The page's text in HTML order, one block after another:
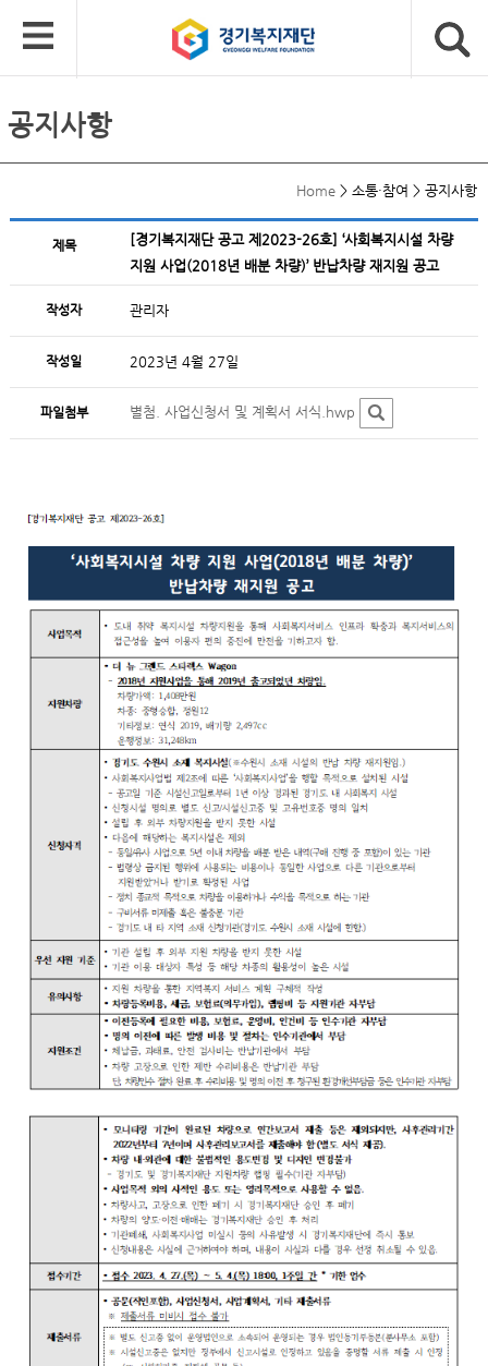
공지사항
Home > 소통·참여 > 공지사항
제목
[경기복지재단 공고 제2023-26호] ‘사회복지시설 차량
지원 사업(2018년 배분 차량)’ 반납차량 재지원 공고
작성자 관리자
작성일 2023년 4월 27일
파일첨부 별첨. 사업신청서 및 계획서 서식.hwp